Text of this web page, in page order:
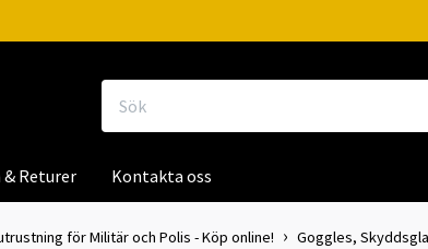
& Returer Kontakta oss
för Militär och Polis - Köp online! Goggles,